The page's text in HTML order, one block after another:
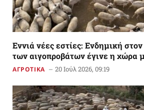
Εννιά νέες εστίες: Ενδημική στον
των αιγοπροβάτων έγινε η χώρα
ΑΓΡΟΤΙΚΑ 20 Ιούλ 2026, 09:19